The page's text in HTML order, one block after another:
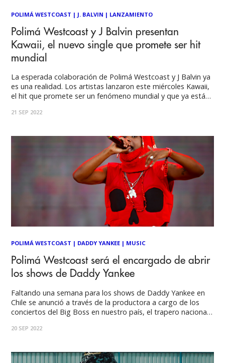
POLIMÁ WESTCOAST | J. BALVIN | LANZAMIENTO
Polimá Westcoast y J Balvin presentan
Kawaii, el nuevo single que promete ser hit
mundial
La esperada colaboración de Polimá Westcoast y J Balvin ya
es una realidad. Los artistas lanzaron este miércoles Kawaii,
el hit que promete ser un fenómeno mundial y que ya está
musical fue grabado en Los Ángeles, California y está
21 SEP 2022
POLIMÁ WESTCOAST | DADDY YANKEE | MUSIC
Polimá Westcoast será el encargado de abrir
los shows de Daddy Yankee
Faltando una semana para los shows de Daddy Yankee en
Chile se anunció a través de la productora a cargo de los
conciertos del Big Boss en nuestro país, el trapero nacional
conciertos de Daddy en el Estadio Nacional, el artista
20 SEP 2022